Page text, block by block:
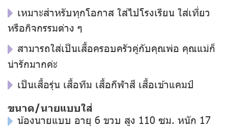
เหมาะสำหรับทุกโอกาส ใส่ไปโรงเรียน ใส่เที่ยว
หรือกิจกรรมต่าง ๆ
สามารถใส่เป็นเสื้อครอบครัวคู่กับคุณพ่อ คุณแม่ก็
น่ารักมากค่ะ
เป็นเสื้อรุ่น เสื้อทีม เสื้อกีฬาสี เสื้อเข้าแคมป์
ขนาด/นายแบบใส่
น้องนายแบบ อายุ 6 ขวบ สูง 110 ซม. หนัก 17